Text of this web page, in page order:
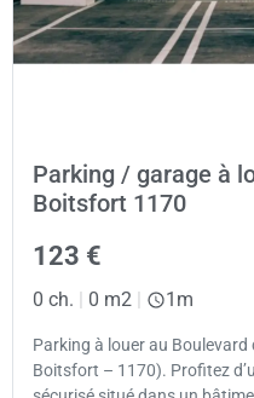
Parking / garage à
Boitsfort 1170
123 €
0 ch. 0 m2 1m
Parking à louer au
Boitsfort – 1170). Profitez